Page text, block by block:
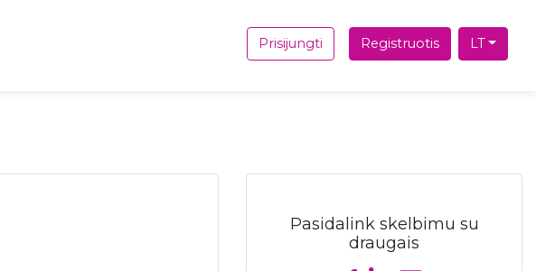
Prisijungti Registruotis LT
Pasidalink skelbimu su
draugais